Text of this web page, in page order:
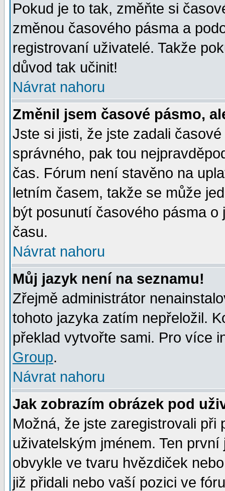
Pokud je to tak, změňte si
změnou časového pásma a
registrovaní uživatelé. Takže
důvod tak učinit!
Návrat nahoru
Změnil jsem časové pásmo,
Jste si jisti, že jste zadali
správného, pak tou
čas. Fórum není stavěno na
letním časem, takže se může
být posunutí časového pásma
času.
Návrat nahoru
Můj jazyk není na seznamu!
Zřejmě administrátor
tohoto jazyka zatím nepřeložil.
překlad vytvořte sami. Pro více
Group.
Návrat nahoru
Jak zobrazím obrázek pod
Možná, že jste zaregistrovali
uživatelským jménem. Ten
obvykle ve tvaru hvězdiček
již přidali nebo vaší pozici ve